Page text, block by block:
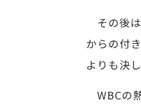
その後
からの付
よりも決
WBCの